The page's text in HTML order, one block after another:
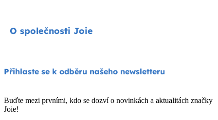
Kočárky
Houpátka a lehátka
Dětské postýlky a kolébky
Záruka
O společnosti Joie
O nás
Přihlaste se k odběru našeho newsletteru
Buďte mezi prvními, kdo se dozví o novinkách a aktualitách značky
Joie!